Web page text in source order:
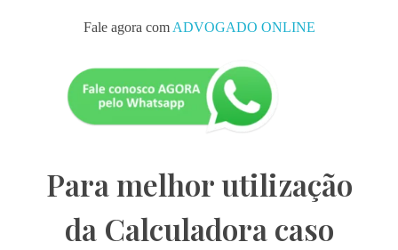
Fale agora com ADVOGADO ONLINE
Para melhor utilização
da Calculadora caso